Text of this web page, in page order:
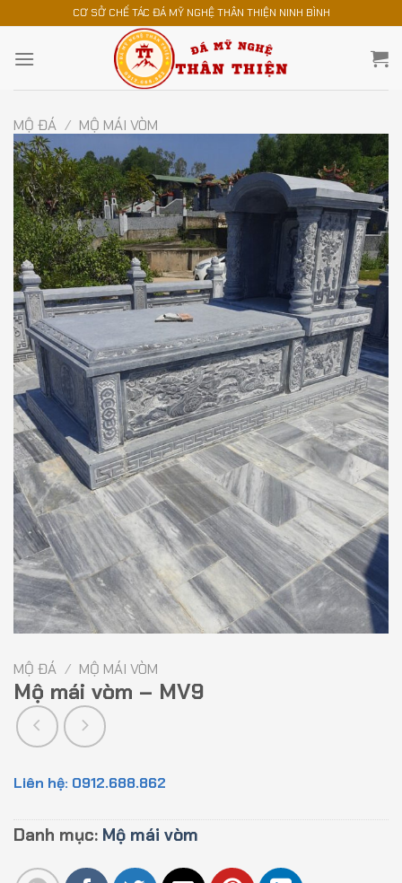
nội
CƠ SỞ CHẾ TÁC ĐÁ MỸ NGHỆ THÂN THIỆN NINH BÌNH
MỘ ĐÁ / MỘ MÁI VÒM
MỘ ĐÁ / MỘ MÁI VÒM
Mộ mái vòm – MV9
Liên hệ: 0912.688.862
Danh mục: Mộ mái vòm